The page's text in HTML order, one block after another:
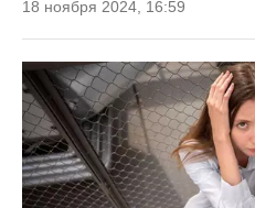
18 ноября 2024, 16:59